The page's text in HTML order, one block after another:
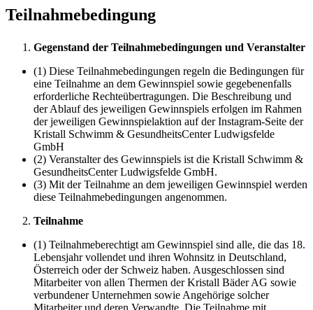
Teilnahmebedingung
Gegenstand der Teilnahmebedingungen und Veranstalter
(1) Diese Teilnahmebedingungen regeln die Bedingungen für
eine Teilnahme an dem Gewinnspiel sowie gegebenenfalls
erforderliche Rechteübertragungen. Die Beschreibung und
der Ablauf des jeweiligen Gewinnspiels erfolgen im Rahmen
der jeweiligen Gewinnspielaktion auf der Instagram-Seite der
Kristall Schwimm & GesundheitsCenter Ludwigsfelde
GmbH
(2) Veranstalter des Gewinnspiels ist die Kristall Schwimm &
GesundheitsCenter Ludwigsfelde GmbH.
(3) Mit der Teilnahme an dem jeweiligen Gewinnspiel werden
diese Teilnahmebedingungen angenommen.
Teilnahme
(1) Teilnahmeberechtigt am Gewinnspiel sind alle, die das 18.
Lebensjahr vollendet und ihren Wohnsitz in Deutschland,
Österreich oder der Schweiz haben. Ausgeschlossen sind
Mitarbeiter von allen Thermen der Kristall Bäder AG sowie
verbundener Unternehmen sowie Angehörige solcher
Mitarbeiter und deren Verwandte. Die Teilnahme mit